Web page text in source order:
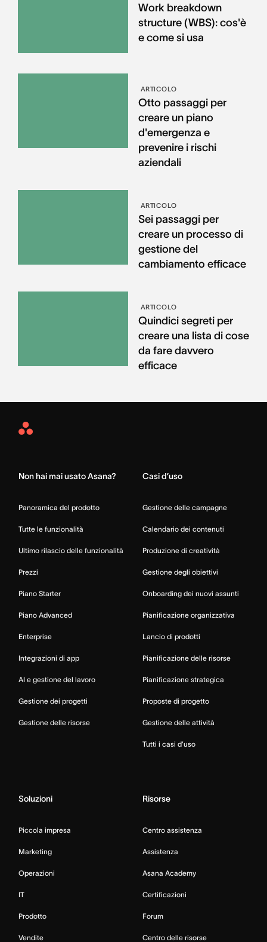
Work breakdown
structure (WBS): cos'è
e come si usa
ARTICOLO
Otto passaggi per
creare un piano
d'emergenza e
prevenire i rischi
aziendali
ARTICOLO
Sei passaggi per
creare un processo di
gestione del
cambiamento efficace
ARTICOLO
Quindici segreti per
creare una lista di cose
da fare davvero
efficace
Asana
Non hai mai usato Asana?
Panoramica del prodotto
Tutte le funzionalità
Ultimo rilascio delle funzionalità
Prezzi
Piano Starter
Piano Advanced
Enterprise
Integrazioni di app
AI e gestione del lavoro
Gestione dei progetti
Gestione delle risorse
Casi d’uso
Gestione delle campagne
Calendario dei contenuti
Produzione di creatività
Gestione degli obiettivi
Onboarding dei nuovi assunti
Pianificazione organizzativa
Lancio di prodotti
Pianificazione delle risorse
Pianificazione strategica
Proposte di progetto
Gestione delle attività
Tutti i casi d’uso
Soluzioni
Piccola impresa
Marketing
Operazioni
IT
Prodotto
Vendite
Risorse
Centro assistenza
Assistenza
Asana Academy
Certificazioni
Forum
Centro delle risorse